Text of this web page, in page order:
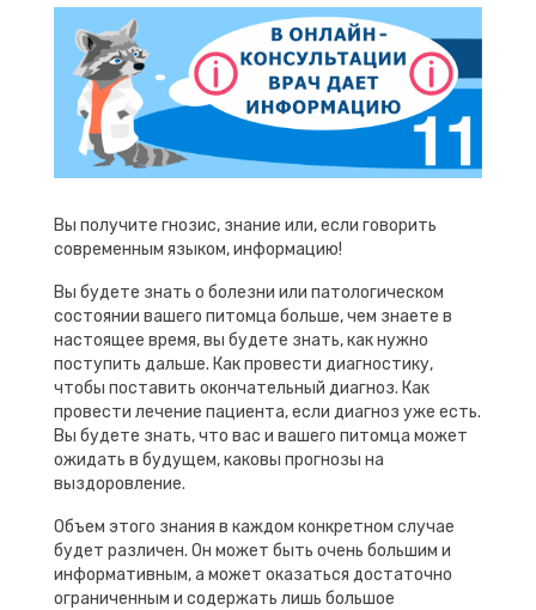
Вы получите гнозис, знание или, если говорить
современным языком, информацию!
Вы будете знать о болезни или патологическом
состоянии вашего питомца больше, чем знаете в
настоящее время, вы будете знать, как нужно
поступить дальше. Как провести диагностику,
чтобы поставить окончательный диагноз. Как
провести лечение пациента, если диагноз уже есть.
Вы будете знать, что вас и вашего питомца может
ожидать в будущем, каковы прогнозы на
выздоровление.
Объем этого знания в каждом конкретном случае
будет различен. Он может быть очень большим и
информативным, а может оказаться достаточно
ограниченным и содержать лишь большое